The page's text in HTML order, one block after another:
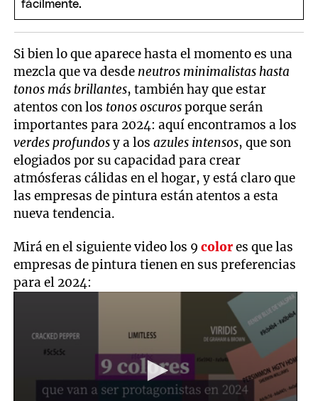
Si bien lo que aparece hasta el momento es una
mezcla que va desde neutros minimalistas hasta
tonos más brillantes, también hay que estar
atentos con los tonos oscurosporque serán
importantes para 2024: aquí encontramos a los
verdes profundosy a losazules intensos, que son
elogiados por su capacidad para crear
atmósferas cálidas en el hogar, y está claro que
las empresas de pintura están atentos a esta
nueva tendencia.
Mirá en el siguiente video los 9colores que las
empresas de pintura tienen en sus preferencias
para el 2024: